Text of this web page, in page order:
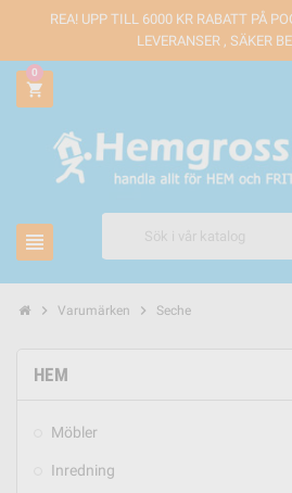
REA! UPP TILL 6000 KR RABATT PÅ
LEVERANSER , SÄKER
shopping_cart
0
view_headline
chevron_right Varumärken chevron_right Seche
HEM
Möbler
Inredning